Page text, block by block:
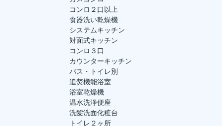
コンロ２口以上
食器洗い乾燥機
システムキッチン
対面式キッチン
コンロ３口
カウンターキッチン
バス・トイレ別
追焚機能浴室
浴室乾燥機
温水洗浄便座
洗髪洗面化粧台
トイレ２ヶ所